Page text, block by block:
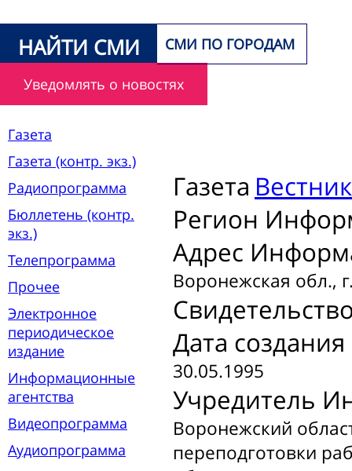
НАЙТИ СМИ СМИ ПО ГОРОДАМ
Уведомлять о новостях
Газета
Газета (контр. экз.)
Радиопрограмма
Бюллетень (контр.
экз.)
Телепрограмма
Прочее
Электронное
периодическое
издание
Информационные
агентства
Видеопрограмма
Аудиопрограмма
Газета
Регион
Адрес
Воронежская обл.,
Дата
30.05.1995
Учредитель
Воронежский
переподготовки